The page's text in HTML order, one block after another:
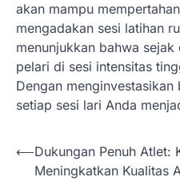
akan mampu
mengadakan sesi latihan
menunjukkan bahwa
pelari di sesi intensitas
Dengan
setiap sesi lari Anda
N
⟵Dukungan Penuh Atlet:
Meningkatkan Kualitas